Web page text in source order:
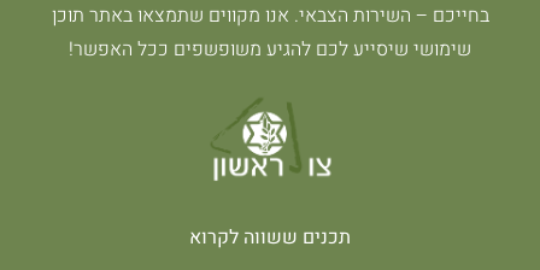
בחייכם – השירות הצבאי. אנו מקווים שתמצאו באתר תוכן
שימושי שיסייע לכם להגיע משופשפים ככל האפשר!
תכנים ששווה לקרוא